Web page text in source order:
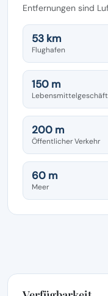
Entfernungen sind
53 km
Flughafen
150 m
Lebensmittelgeschäft
200 m
Öffentlicher Verkehr
60 m
Meer